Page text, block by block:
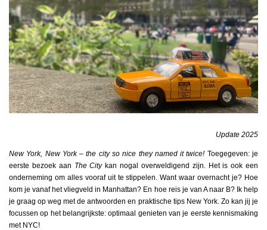
Update 2025
New York, New York – the city so nice they named it twice!Toegegeven: je
eerste bezoek aan The Citykan nogal overweldigend zijn. Het is ook een
onderneming om alles vooraf uit te stippelen. Want waar overnacht je? Hoe
kom je vanaf het vliegveld in Manhattan? En hoe reis je van A naar B? Ik help
je graag op weg met de antwoorden en praktische tips New York. Zo kan jij je
focussen op het belangrijkste: optimaal genieten van je eerste kennismaking
met NYC!